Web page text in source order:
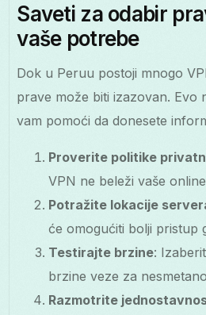
Saveti za odabir
vaše potrebe
Dok u Peruu postoji mnogo
prave može biti izazovan. Evo
vam pomoći da donesete
Proverite politike
VPN ne beleži vaše
Potražite lokacije
će omogućiti bolji pristup
Testirajte brzine:
brzine veze za
Razmotrite